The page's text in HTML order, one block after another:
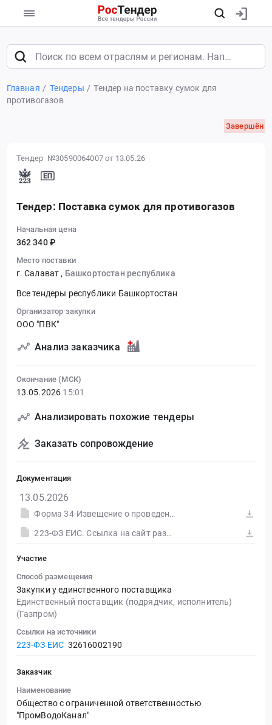
Главная Тендеры
Тендер на поставку сумок для
противогазов
Завершён
Тендер №30590064007 от 13.05.26
Тендер: Поставка сумок для противогазов
Начальная цена
362 340 ₽
Место поставки
г. Салават , Башкортостан республика
Все тендеры республики Башкортостан
Организатор закупки
ООО "ПВК"
Анализ заказчика
Окончание (МСК)
13.05.2026 15:01
Анализировать похожие тендеры
Заказать сопровождение
Документация
13.05.2026
Форма 34-Извещение о проведении.doc
223-ФЗ ЕИС. Ссылка на сайт размещения тендера #30590064007.doc
Участие
Способ размещения
Закупки у единственного поставщика
Единственный поставщик (подрядчик, исполнитель)
(Газпром)
Ссылки на источники
223-ФЗ ЕИС 32616002190
Заказчик
Наименование
Общество с ограниченной ответственностью
"ПромВодоКанал"